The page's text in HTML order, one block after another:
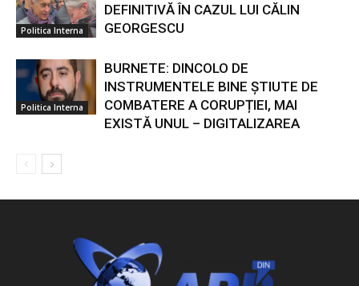
Politica Interna
DEFINITIVĂ ÎN CAZUL LUI CĂLIN
GEORGESCU
Politica Interna
BURNETE: DINCOLO DE
INSTRUMENTELE BINE ȘTIUTE DE
COMBATERE A CORUPȚIEI, MAI
EXISTĂ UNUL – DIGITALIZAREA